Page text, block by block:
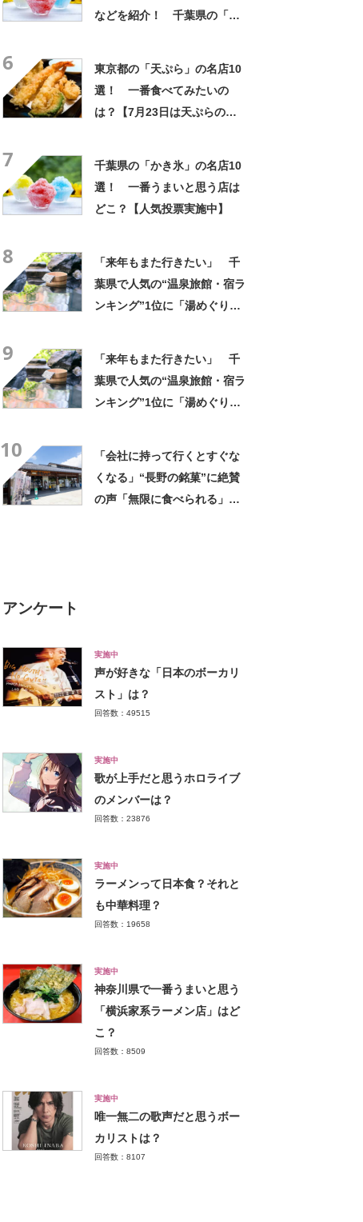
などを紹介！ 千葉県の「か
6
東京都の「天ぷら」の名店10
選！ 一番食べてみたいの
は？【7月23日は天ぷらの
7
千葉県の「かき氷」の名店10
選！ 一番うまいと思う店は
どこ？【人気投票実施中】
8
「来年もまた行きたい」 千
葉県で人気の“温泉旅館・宿ラ
ンキング”1位に「湯めぐりで
9
「来年もまた行きたい」 千
葉県で人気の“温泉旅館・宿ラ
ンキング”1位に「湯めぐりで
10
「会社に持って行くとすぐな
くなる」“長野の銘菓”に絶賛
の声「無限に食べられる」
アンケート
実施中
声が好きな「日本のボーカリ
スト」は？
回答数：49515
実施中
歌が上手だと思うホロライブ
のメンバーは？
回答数：23876
実施中
ラーメンって日本食？それと
も中華料理？
回答数：19658
実施中
神奈川県で一番うまいと思う
「横浜家系ラーメン店」はど
こ？
回答数：8509
実施中
唯一無二の歌声だと思うボー
カリストは？
回答数：8107